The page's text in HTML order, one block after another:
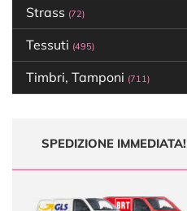
Strass (72)
Tessuti (495)
Timbri, Tamponi (711)
SPEDIZIONE IMMEDIATA!